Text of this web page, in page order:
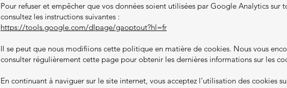
Pour refuser et empêcher que vos données soient utilisées par Google Analytics sur
consultez les instructions suivantes :
https://tools.google.com/dlpage/gaoptout?hl=fr
Il se peut que nous modifiions cette politique en matière de cookies. Nous vous
consulter régulièrement cette page pour obtenir les dernières informations sur les
En continuant à naviguer sur le site internet, vous acceptez l’utilisation des cookies